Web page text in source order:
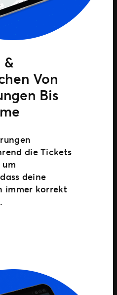
&
Von
Bis
die Tickets
deine
immer korrekt